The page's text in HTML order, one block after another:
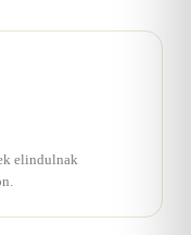
elindulnak